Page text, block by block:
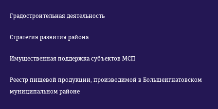
Градостроительная деятельность
Стратегия развития района
Имущественная поддержка субъектов МСП
Реестр пищевой продукции, производимой в Большеигнатовском
муниципальном районе